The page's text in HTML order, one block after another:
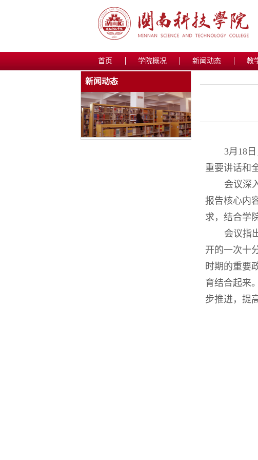
首页 学院概况 新闻动态 教
新闻动态
3月18
重要讲话和
会议深
报告核心内
求，结合学
会议指
开的一次十
时期的重要
育结合起来
步推进，提